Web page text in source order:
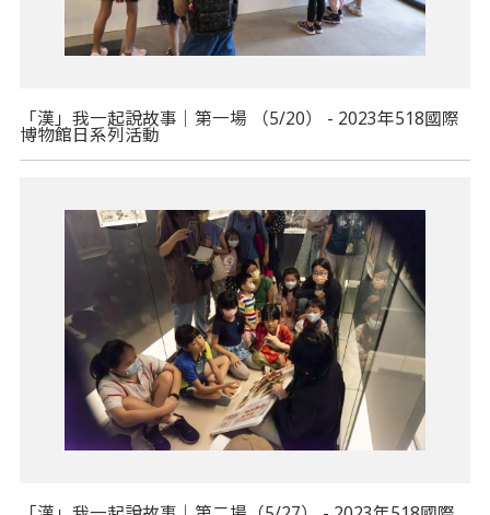
「漢」我一起說故事｜第一場 （5/20） - 2023年518國際
博物館日系列活動